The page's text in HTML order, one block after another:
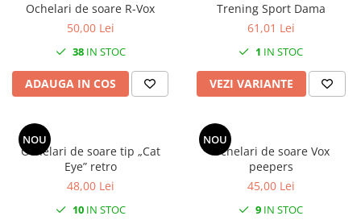
Ochelari de soare R-Vox
50,00 Lei
38IN STOC
ADAUGA IN COS
Trening Sport Dama
61,01 Lei
1 IN STOC
VEZI VARIANTE
NOU
Ochelari de soare tip „Cat
Eye” retro
48,00 Lei
10IN STOC
NOU
Ochelari de soare Vox
peepers
45,00 Lei
9 IN STOC